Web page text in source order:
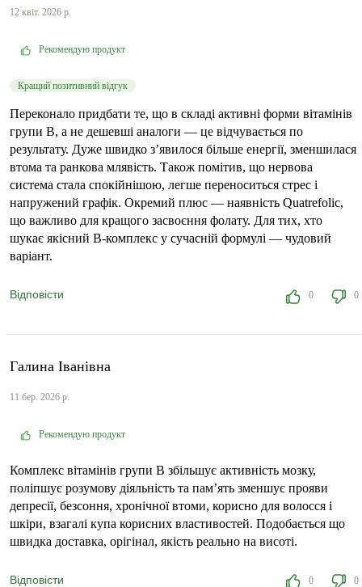
12 квіт. 2026 р.
Рекомендую продукт
Кращий позитивний відгук
Переконало придбати те, що в складі активні форми вітамінів
групи B, а не дешевші аналоги — це відчувається по
результату. Дуже швидко з’явилося більше енергії, зменшилася
втома та ранкова млявість. Також помітив, що нервова
система стала спокійнішою, легше переноситься стрес і
напружений графік. Окремий плюс — наявність Quatrefolic,
що важливо для кращого засвоєння фолату. Для тих, хто
шукає якісний B-комплекс у сучасній формулі — чудовий
варіант.
Відповісти 0 0
Галина Іванівна
11 бер. 2026 р.
Рекомендую продукт
Комплекс вітамінів групи В збільшує активність мозку,
поліпшує розумову діяльність та пам’ять зменшує прояви
депресії, безсоння, хронічної втоми, корисно для волосся і
шкіри, взагалі купа корисних властивостей. Подобається що
швидка доставка, орігінал, якість реально на висоті.
Відповісти 0 0